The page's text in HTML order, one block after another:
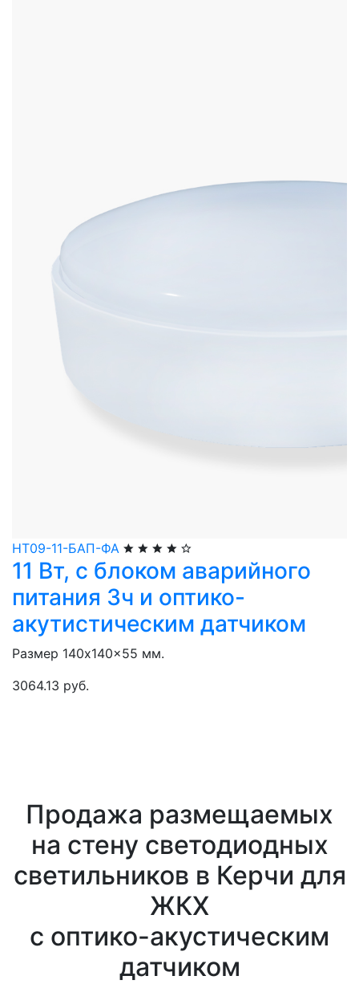
НТ09-11-БАП-ФА
11 Вт, с блоком аварийного
питания 3ч и оптико-
акутистическим датчиком
Размер 140x140x55 мм.
3064.13 руб.
Продажа размещаемых
на стену светодиодных
светильников в Керчи для
ЖКХ
с оптико-акустическим
датчиком